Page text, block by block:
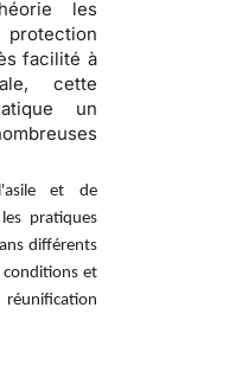
les
facilité à
cette
un
et de
pratiques
différents
conditions et